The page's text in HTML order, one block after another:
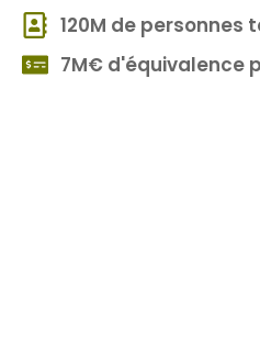
120M de personnes
7M€ d'équivalence